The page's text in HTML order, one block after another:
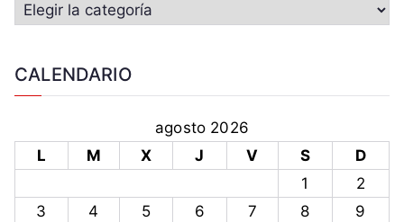
CALENDARIO
agosto 2026
L
M X J V S
D
1
2
3
4 5 6 7 8
9